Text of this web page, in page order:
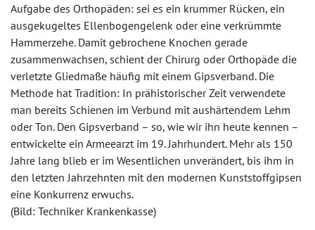
Aufgabe des Orthopäden: sei es ein krummer Rücken, ein
ausgekugeltes Ellenbogengelenk oder eine verkrümmte
Hammerzehe. Damit gebrochene Knochen gerade
zusammenwachsen, schient der Chirurg oder Orthopäde die
verletzte Gliedmaße häufig mit einem Gipsverband. Die
Methode hat Tradition: In prähistorischer Zeit verwendete
man bereits Schienen im Verbund mit aushärtendem Lehm
oder Ton. Den Gipsverband – so, wie wir ihn heute kennen –
entwickelte ein Armeearzt im 19. Jahrhundert. Mehr als 150
Jahre lang blieb er im Wesentlichen unverändert, bis ihm in
den letzten Jahrzehnten mit den modernen Kunststoffgipsen
eine Konkurrenz erwuchs.
(Bild: Techniker Krankenkasse)